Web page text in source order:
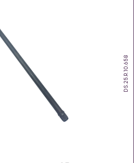
DS.25.R.10.658